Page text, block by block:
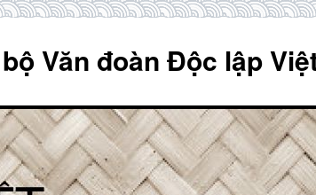
Văn đoàn Độc lập